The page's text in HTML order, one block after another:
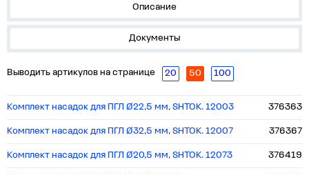
Описание
Документы
Выводить артикулов на странице 20 50 100
Комплект насадок для ПГЛ Ø22,5 мм, SHTOK. 12003 376363
Комплект насадок для ПГЛ Ø32,5 мм, SHTOK. 12007 376367
Комплект насадок для ПГЛ Ø20,5 мм, SHTOK. 12073 376419